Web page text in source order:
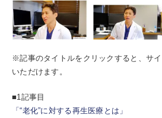
※記事のタイトルをクリックすると、サ
いただけます。
■1記事目
「“老化”に対する再生医療とは」​